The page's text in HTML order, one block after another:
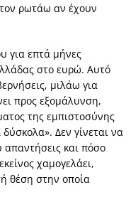
ρωτάω αν έχουν
για επτά μήνες
στο ευρώ. Αυτό
μιλάω για
προς εξομάλυνση,
της εμπιστοσύνης
Δεν γίνεται να
απαντήσεις και πόσο
χαμογελάει,
θέση στην οποία